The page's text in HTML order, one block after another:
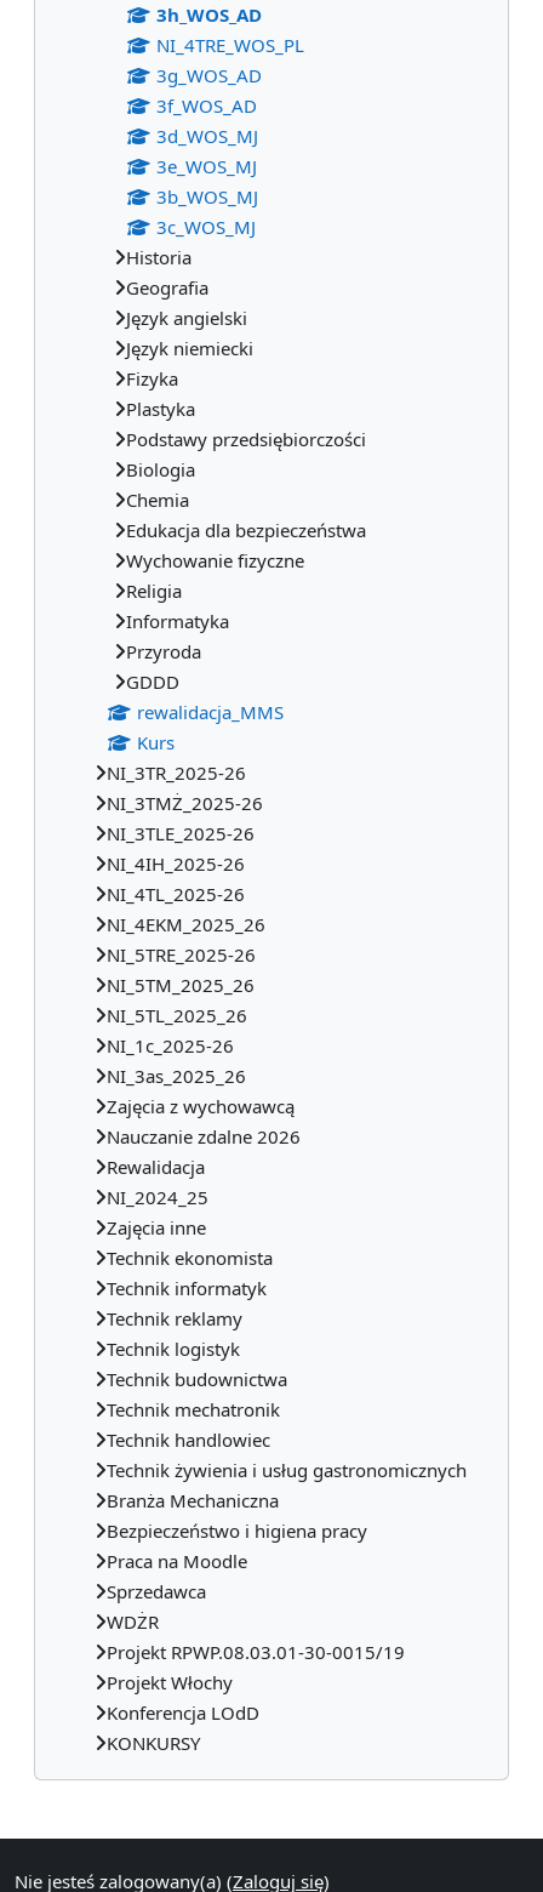
3h_WOS_AD
NI_4TRE_WOS_PL
3g_WOS_AD
3f_WOS_AD
3d_WOS_MJ
3e_WOS_MJ
3b_WOS_MJ
3c_WOS_MJ
Historia
Geografia
Język angielski
Język niemiecki
Fizyka
Plastyka
Podstawy przedsiębiorczości
Biologia
Chemia
Edukacja dla bezpieczeństwa
Wychowanie fizyczne
Religia
Informatyka
Przyroda
GDDD
rewalidacja_MMS
Kurs
NI_3TR_2025-26
NI_3TMŻ_2025-26
NI_3TLE_2025-26
NI_4IH_2025-26
NI_4TL_2025-26
NI_4EKM_2025_26
NI_5TRE_2025-26
NI_5TM_2025_26
NI_5TL_2025_26
NI_1c_2025-26
NI_3as_2025_26
Zajęcia z wychowawcą
Nauczanie zdalne 2026
Rewalidacja
NI_2024_25
Zajęcia inne
Technik ekonomista
Technik informatyk
Technik reklamy
Technik logistyk
Technik budownictwa
Technik mechatronik
Technik handlowiec
Technik żywienia i usług gastronomicznych
Branża Mechaniczna
Bezpieczeństwo i higiena pracy
Praca na Moodle
Sprzedawca
WDŻR
Projekt RPWP.08.03.01-30-0015/19
Projekt Włochy
Konferencja LOdD
KONKURSY
Bloki uzupełniające
Nie jesteś zalogowany(a) (Zaloguj się)